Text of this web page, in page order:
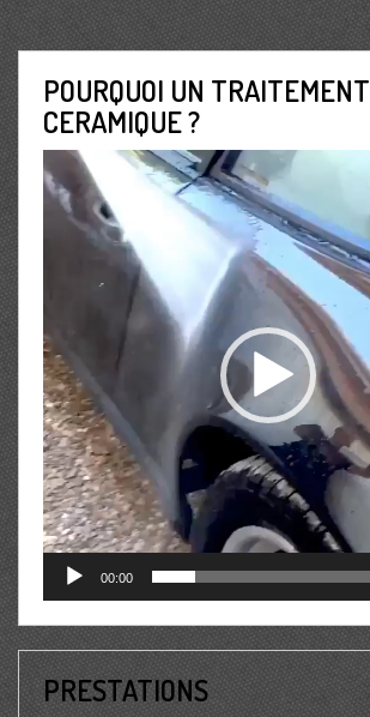
POURQUOI UN TRAITEMENT
CERAMIQUE ?
Lecteur
vidéo
00:00
PRESTATIONS